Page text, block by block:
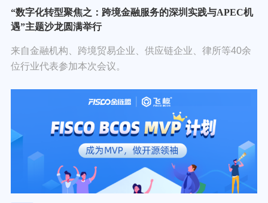
“数字化转型聚焦之：跨境金融服务的深圳实践与APEC机
遇”主题沙龙圆满举行
来自金融机构、跨境贸易企业、供应链企业、律所等40余
位行业代表参加本次会议。